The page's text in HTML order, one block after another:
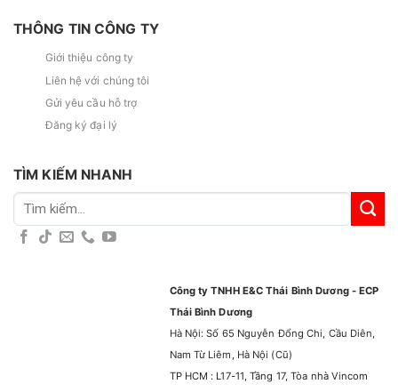
THÔNG TIN CÔNG TY
Giới thiệu công ty
Liên hệ với chúng tôi
Gửi yêu cầu hỗ trợ
Đăng ký đại lý
TÌM KIẾM NHANH
Tìm
kiếm:
Công ty TNHH E&C Thái Bình Dương - ECP
Thái Bình Dương
Hà Nội: Số 65 Nguyễn Đổng Chi, Cầu Diên,
Nam Từ Liêm, Hà Nội (Cũ)
TP HCM : L17-11, Tầng 17, Tòa nhà Vincom